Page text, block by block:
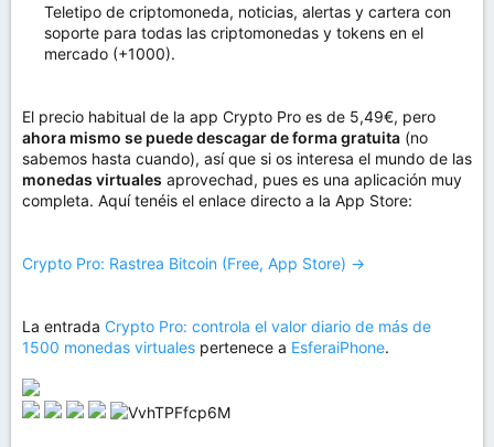
Teletipo de criptomoneda, noticias, alertas y cartera con
soporte para todas las criptomonedas y tokens en el
mercado (+1000).
El precio habitual de la app Crypto Pro es de 5,49€, pero
ahora mismo se puede descagar de forma gratuita (no
sabemos hasta cuando), así que si os interesa el mundo de las
monedas virtuales aprovechad, pues es una aplicación muy
completa. Aquí tenéis el enlace directo a la App Store:
Crypto Pro: Rastrea Bitcoin (Free, App Store) →
La entrada Crypto Pro: controla el valor diario de más de
1500 monedas virtuales pertenece a EsferaiPhone.